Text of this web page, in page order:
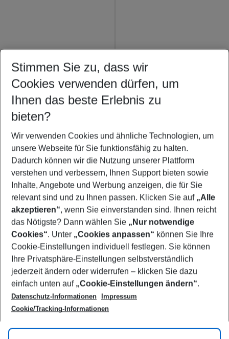
Jetzt entdecken
Jetzt entdecken
Jetzt entdecken
Jetzt entdecken
Jetzt entdecken
Jetzt entdecken
Jetzt entdecken
Jetzt entdecken
Next
Footer
Footer navigation
Über uns
AGB
Cookie-Einstellungen ändern
Cookie-Richtlinie
Datenschutz
Service & Hilfe
Barrierefreies Reisen
Check-in
Flugbeschränkungen
Folgen Sie uns
Stimmen Sie zu, dass wir
Cookies verwenden dürfen, um
Ihnen das beste Erlebnis zu
bieten?
Wir verwenden Cookies und ähnliche Technologien, um
unsere Webseite für Sie funktionsfähig zu halten.
Dadurch können wir die Nutzung unserer Plattform
verstehen und verbessern, Ihnen Support bieten sowie
Inhalte, Angebote und Werbung anzeigen, die für Sie
relevant sind und zu Ihnen passen. Klicken Sie auf „Alle
akzeptieren“, wenn Sie einverstanden sind. Ihnen reicht
das Nötigste? Dann wählen Sie „Nur notwendige
Cookies“. Unter „Cookies anpassen“ können Sie Ihre
Cookie-Einstellungen individuell festlegen. Sie können
Ihre Privatsphäre-Einstellungen selbstverständlich
jederzeit ändern oder widerrufen – klicken Sie dazu
einfach unten auf „Cookie-Einstellungen ändern“.
Datenschutz-Informationen
Impressum
Cookie/Tracking-Informationen